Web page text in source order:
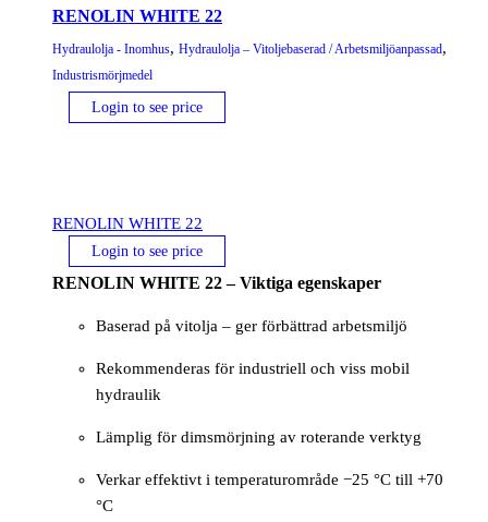
RENOLIN WHITE 22
Hydraulolja - Inomhus, Hydraulolja – Vitoljebaserad / Arbetsmiljöanpassad,
Industrismörjmedel
Login to see price
RENOLIN WHITE 22
Login to see price
RENOLIN WHITE 22 – Viktiga egenskaper
Baserad på vitolja – ger förbättrad arbetsmiljö
Rekommenderas för industriell och viss mobil
hydraulik
Lämplig för dimsmörjning av roterande verktyg
Verkar effektivt i temperaturområde −25 °C till +70
°C